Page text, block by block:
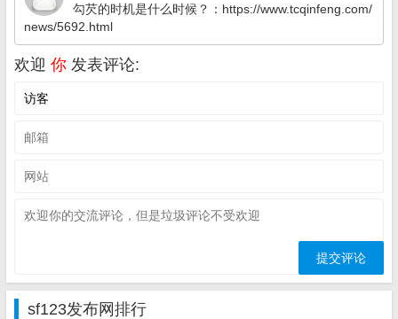
勾芡的时机是什么时候？：https://www.tcqinfeng.com/
news/5692.html
欢迎 你 发表评论:
sf123发布网排行